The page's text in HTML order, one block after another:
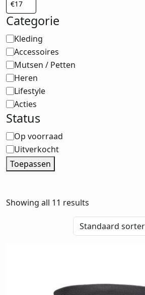
Categorie
Categorie
Kleding
Accessoires
Mutsen / Petten
Heren
Lifestyle
Acties
Status
Status
Op voorraad
Uitverkocht
Toepassen
Showing all 11 results